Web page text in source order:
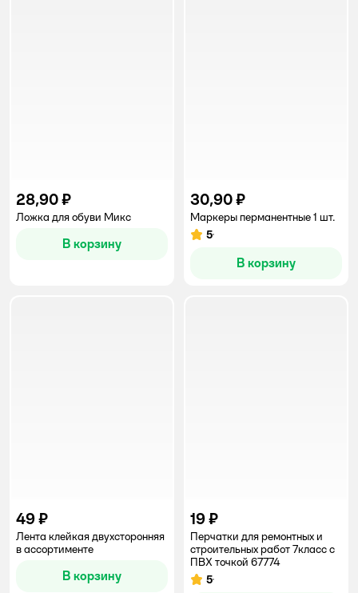
28,90 ₽
Ложка для обуви Микс
В корзину
30,90 ₽
Маркеры перманентные 1 шт.
Рейтинг:
5
В корзину
49 ₽
Лента клейкая двухсторонняя
в ассортименте
В корзину
19 ₽
Перчатки для ремонтных и
строительных работ 7класс с
ПВХ точкой 67774
Рейтинг:
5